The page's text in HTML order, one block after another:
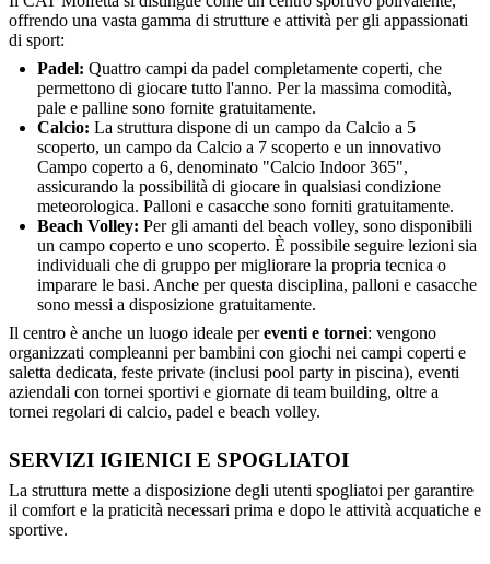
offrendo una vasta gamma di strutture e attività per gli appassionati
di sport:
Padel: Quattro campi da padel completamente coperti, che
permettono di giocare tutto l'anno. Per la massima comodità,
pale e palline sono fornite gratuitamente.
Calcio: La struttura dispone di un campo da Calcio a 5
scoperto, un campo da Calcio a 7 scoperto e un innovativo
Campo coperto a 6, denominato "Calcio Indoor 365",
assicurando la possibilità di giocare in qualsiasi condizione
meteorologica. Palloni e casacche sono forniti gratuitamente.
Beach Volley: Per gli amanti del beach volley, sono disponibili
un campo coperto e uno scoperto. È possibile seguire lezioni sia
individuali che di gruppo per migliorare la propria tecnica o
imparare le basi. Anche per questa disciplina, palloni e casacche
sono messi a disposizione gratuitamente.
Il centro è anche un luogo ideale pereventi e tornei: vengono
organizzati compleanni per bambini con giochi nei campi coperti e
saletta dedicata, feste private (inclusi pool party in piscina), eventi
aziendali con tornei sportivi e giornate di team building, oltre a
tornei regolari di calcio, padel e beach volley.
SERVIZI IGIENICI E SPOGLIATOI
La struttura mette a disposizione degli utenti spogliatoi per garantire
il comfort e la praticità necessari prima e dopo le attività acquatiche e
sportive.